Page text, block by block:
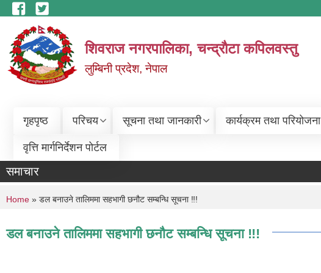
Skip to main content
शिवराज नगरपालिका, चन्द्राैटा कपिलवस्तु
लुम्बिनी प्रदेश, नेपाल
गृहपृष्ठ परिचय सूचना तथा जानकारी कार्यक्रम तथा परियोजना
वृत्ति मार्गनिर्देशन पोर्टल
समाचार
You are here
Home » डल बनाउने तालिममा सहभागी छनौट सम्बन्धि सूचना ‼!
डल बनाउने तालिममा सहभागी छनौट सम्बन्धि सूचना ‼!